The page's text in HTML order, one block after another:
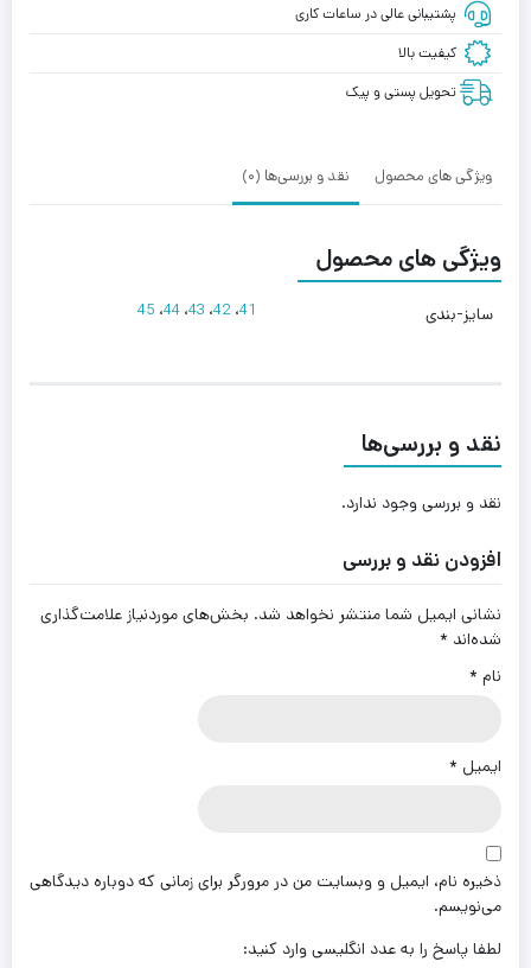
پشتیبانی عالی در ساعات کاری
کیفیت بالا
تحویل پستی و پیک
ویژگی های محصول نقد و بررسی‌ها (0)
ویژگی های محصول
سایز-بندی 41،42، 43،44، 45
نقد و بررسی‌ها
نقد و بررسی وجود ندارد.
افزودن نقد و بررسی
نشانی ایمیل شما منتشر نخواهد شد. بخش‌های موردنیاز علامت‌گذاری
شده‌اند *
نام *
ایمیل *
ذخیره نام، ایمیل و وبسایت من در مرورگر برای زمانی که دوباره دیدگاهی
می‌نویسم.
لطفا پاسخ را به عدد انگلیسی وارد کنید: